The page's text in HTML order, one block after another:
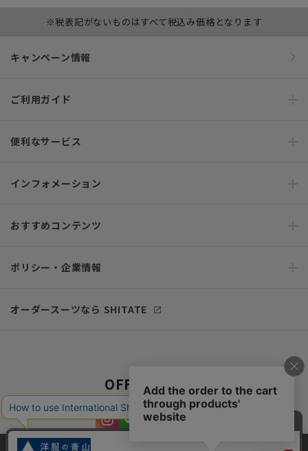
※税表記がないものはすべて税込み価格となります
キャンペーン情報
ご利用ガイド
便利なサービス
インフォメーション
おすすめコンテンツ
ポリシー・企業情報
オーダースーツなら SHITATE
OFFICIAL SNS